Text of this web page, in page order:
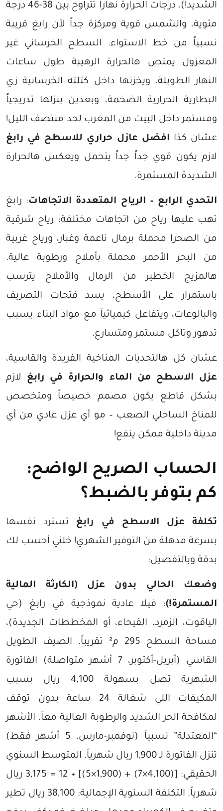
الشديد!)، درجات الحرارة نهاراً تتراوح بين 38-46 درجة
مئوية، والشمس قوية ومركزة جداً لأن رابغ قريبة
نسبياً من خط الاستواء. السطح الخرساني غير
المعزول يمتص هالحرارة الرهيبة طول ساعات
النهار الطويلة، ويخزنها داخل كتلته الخرسانية زي
البطارية الحرارية الضخمة، وبعدين ينزلها تدريجياً
ومستمر داخل البيت من المغرب لحد منتصف الليل!
عشان كذا افضل عازل حراري للاسطح في رابغ
لازم يكون قوي جداً جداً يتحمل ويعكس هالحرارة
الشديدة المستمرة.
التحدي الرابع – الرياح المتعددة الاتجاهات: رابغ
تهب عليها رياح من اتجاهات مختلفة: رياح شرقية
من الصحرا محملة برمال ناعمة وغبار، ورياح غربية
من البحر الأحمر محملة بأملاح ورطوبة عالية.
هالمزيج الخطير من الرمال والأملاح يترسب
باستمرار على الأسطح، يسد فتحات التصريف
والبالوعات، ويتفاعل كيميائياً مع مواد البناء يسبب
تدهور وتآكل مستمر ومتسارع.
عشان كل هالتحديات المناخية الفريدة والقاسية،
عزل الاسطح من الماء والحرارة في رابغ لازم
بشكل قاطع يكون مصمم خصيصاً ومتخصص
للمناخ الساحلي الصعب – مو أي عزل عادي من أي
مدينة داخلية ممكن ينفع!
الحساب الصريح الواضح:
كم بتوفر بالضبط؟
تكلفة عزل الاسطح في رابغ تسترد نفسها
بسرعة مذهلة من التوفير الشهري! خلني أحسب لك
بدقة وبالتفصيل:
وضعك الحالي بدون عزل (الكارثة المالية
المستمرة!): فيلا عادية نموذجية في رابغ (حي
الياقوت، الزمرد، الفيحاء، أو المخططات الجديدة)،
مساحة السطح 295 م² تقريباً. الصيف الطويل
القاسي (أبريل-أكتوبر، 7 أشهر متواصلة) الفاتورة
الشهرية تصل بسهولة 4,100 ريال بسبب
المكيفات اللي شغالة 24 ساعة بدون توقف
لمكافحة الحر الشديد والرطوبة العالية معاً. الأشهر
“المعتدلة” نسبياً (نوفمبر-مارس، 5 أشهر فقط)
تنزل الفاتورة لـ 1,900 ريال شهرياً. المتوسط السنوي
الحقيقي: [(4,100×7) + (1,900×5)] ÷ 12 = 3,175 ريال
شهرياً. التكلفة السنوية الإجمالية: 38,100 ريال تطير